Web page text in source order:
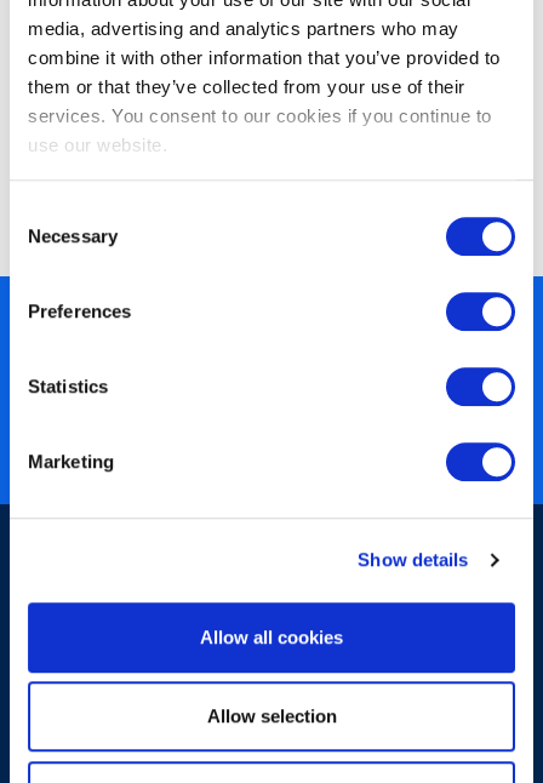
media, advertising and analytics partners who may
combine it with other information that you’ve provided to
them or that they’ve collected from your use of their
services. You consent to our cookies if you continue to
use our website.
Selection
Necessary
Preferences
Statistics
Marketing
Show details
Allow all cookies
Allow selection
Schnellere Umsetzung von interdisziplinären RZ-Projekten
durch einheitliche Sprache
Mitarbeiterbindung statt Fachkräftemangel
durch aktive
Personalentwicklung
ISO 27001 certified
Sign-up for our newsletter